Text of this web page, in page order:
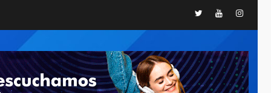
TwitterYoutube
NACIONALES
ÚLTIMA HORA
Gobierno nacional y
regional nos
respaldaron desde el
primer momento tras